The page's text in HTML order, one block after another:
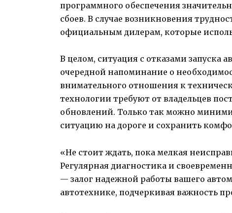
программного обеспечения
сбоев. В случае возникновения
официальным дилерам, которые
В целом, ситуация с отказами запуска
очередной напоминание о
внимательного отношения к
технологии требуют от владельцев
обновлений. Только так можно
ситуацию на дороге и сохранить
«Не стоит ждать, пока мелкая
Регулярная диагностика и
— залог надежной работы вашего
автотехнике, подчеркивая важность